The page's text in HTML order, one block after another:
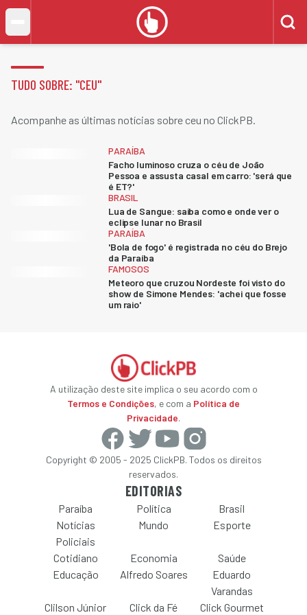
TUDO SOBRE: "CEU"
Acompanhe as últimas notícias sobre ceu no ClickPB.
PARAÍBA
Facho luminoso cruza o céu de João
Pessoa e assusta casal em carro: 'será que
é ET?'
BRASIL
Lua de Sangue: saiba como e onde ver o
eclipse lunar no Brasil
PARAÍBA
'Bola de fogo' é registrada no céu do Brejo
da Paraíba
FAMOSOS
Meteoro que cruzou Nordeste foi visto do
show de Simone Mendes: 'achei que fosse
um raio'
A utilização deste site implica o seu acordo com o
Termos e Condições, e com a Política de
Privacidade.
Copyright © 2005 - 2025 ClickPB. Todos os direitos
reservados.
EDITORIAS
Paraíba Política
Brasil
Notícias
Policiais
Mundo Esporte
Cotidiano Economia
Saúde
Educação
Alfredo Soares
Eduardo
Varandas
Clilson Júnior
Click da Fé Click Gourmet